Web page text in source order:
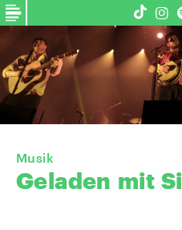
Musik
Geladen mit